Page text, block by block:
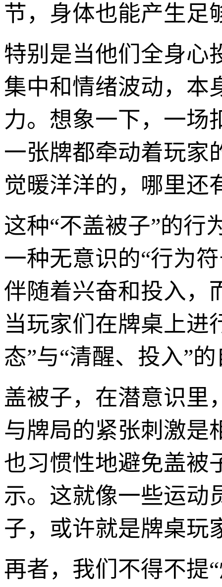
节，身体也能产生足
特别是当他们全身心
集中和情绪波动，本
力。想象一下，一场
一张牌都牵动着玩家
觉暖洋洋的，哪里还
这种“不盖被子”的行
一种无意识的“行为
伴随着兴奋和投入，
当玩家们在牌桌上进
态”与“清醒、投入”
盖被子，在潜意识里
与牌局的紧张刺激是
也习惯性地避免盖被
示。这就像一些运动
子，或许就是牌桌玩
再者，我们不得不提